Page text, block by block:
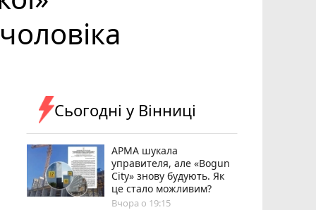
Сьогодні у Вінниці
АРМА шукала
управителя, але «Bogun
City» знову будують. Як
це стало можливим?
Вчора о 19:15